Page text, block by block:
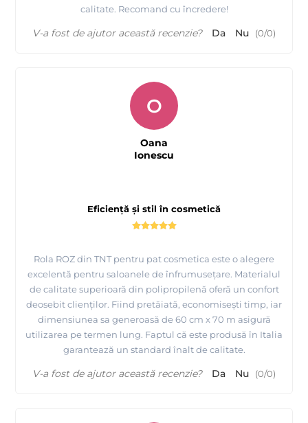
calitate. Recomand cu încredere!
V-a fost de ajutor această recenzie? Da Nu (0/0)
Eficiență și stil în cosmetică
Rola ROZ din TNT pentru pat cosmetica este o alegere
excelentă pentru saloanele de înfrumusețare. Materialul
de calitate superioară din polipropilenă oferă un confort
deosebit clienților. Fiind pretăiată, economisești timp, iar
dimensiunea sa generoasă de 60 cm x 70 m asigură
utilizarea pe termen lung. Faptul că este produsă în Italia
garantează un standard înalt de calitate.
O
Oana
Ionescu
V-a fost de ajutor această recenzie? Da Nu (0/0)